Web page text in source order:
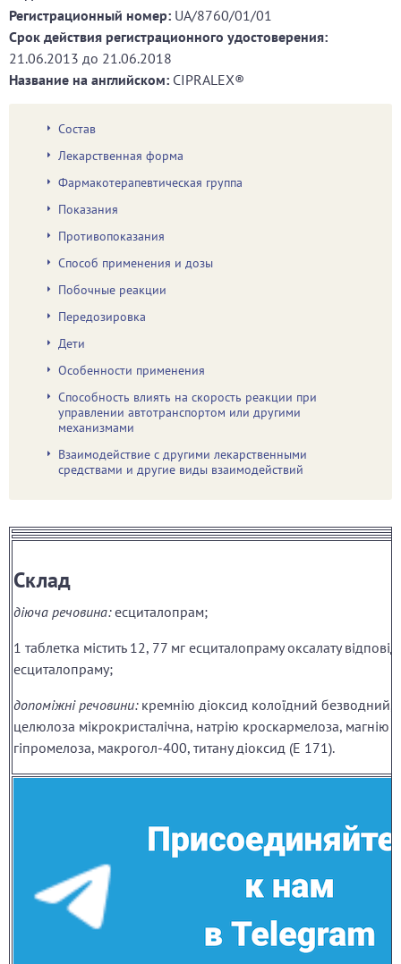
Регистрационный номер: UA/8760/01/01
Срок действия регистрационного удостоверения:
21.06.2013 до 21.06.2018
Название на английском: CIPRALEX®
Состав
Лекарственная форма
Фармакотерапевтическая группа
Показания
Противопоказания
Способ применения и дозы
Побочные реакции
Передозировка
Дети
Особенности применения
Способность влиять на скорость реакции при
управлении автотранспортом или другими
механизмами
Взаимодействие с другими лекарственными
средствами и другие виды взаимодействий
Склад
діюча речовина:есциталопрам;
1 таблетка містить 12, 77 мг есциталопраму оксалату
есциталопраму;
допоміжні речовини:кремнію діоксид колоїдний безводний,
целюлоза мікрокристалічна, натрію кроскармелоза, магнію
гіпромелоза, макрогол-400, титану діоксид (E 171).